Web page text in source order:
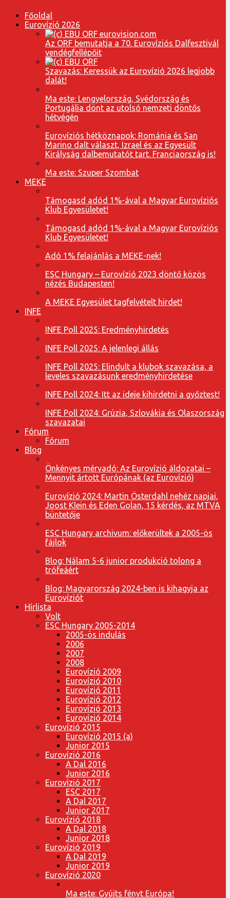
Főoldal
Eurovízió 2026
Az ORF bemutatja a 70. Eurovíziós Dalfesztivál
vendégfellépőit
Szavazás: Keressük az Eurovízió 2026 legjobb
dalát!
Ma este: Lengyelország, Svédország és
Portugália dönt az utolsó nemzeti döntős
hétvégén
Eurovíziós hétköznapok: Románia és San
Marino dalt választ, Izrael és az Egyesült
Királyság dalbemutatót tart. Franciaország is!
Ma este: Szuper Szombat
MEKE
Támogasd adód 1%-ával a Magyar Eurovíziós
Klub Egyesületet!
Támogasd adód 1%-ával a Magyar Eurovíziós
Klub Egyesületet!
Adó 1% felajánlás a MEKE-nek!
ESC Hungary – Eurovízió 2023 döntő közös
nézés Budapesten!
A MEKE Egyesület tagfelvételt hirdet!
INFE
INFE Poll 2025: Eredményhirdetés
INFE Poll 2025: A jelenlegi állás
INFE Poll 2025: Elindult a klubok szavazása, a
leveles szavazásunk eredményhirdetése
INFE Poll 2024: Itt az ideje kihirdetni a győztest!
INFE Poll 2024: Grúzia, Szlovákia és Olaszország
szavazatai
Fórum
Fórum
Blog
Önkényes mérvadó: Az Eurovízió áldozatai –
Mennyit ártott Európának (az Eurovízió)
Eurovízió 2024: Martin Österdahl nehéz napjai,
Joost Klein és Eden Golan, 15 kérdés, az MTVA
büntetője
ESC Hungary archivum: előkerültek a 2005-ös
fájlok
Blog: Nálam 5-6 junior produkció tolong a
trófeáért
Blog: Magyarország 2024-ben is kihagyja az
Eurovíziót
Hírlista
Volt
ESC Hungary 2005-2014
2005-ös indulás
2006
2007
2008
Eurovízió 2009
Eurovízió 2010
Eurovízió 2011
Eurovízió 2012
Eurovízió 2013
Eurovízió 2014
Eurovízió 2015
Eurovízió 2015 (a)
Junior 2015
Eurovízió 2016
A Dal 2016
Junior 2016
Eurovízió 2017
ESC 2017
A Dal 2017
Junior 2017
Eurovízió 2018
A Dal 2018
Junior 2018
Eurovízió 2019
A Dal 2019
Junior 2019
Eurovízió 2020
Ma este: Gyújts fényt Európa!